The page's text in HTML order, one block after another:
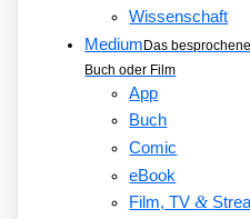
Wissenschaft
MediumDas
Buch oder Film
App
Buch
Comic
eBook
Film, TV&